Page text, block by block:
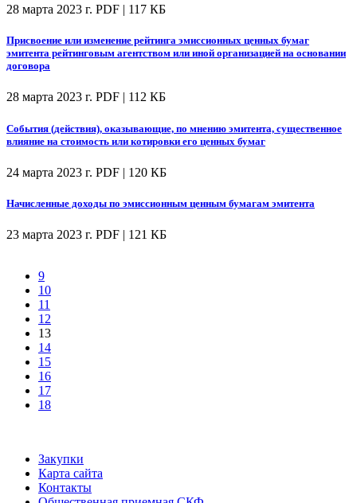
28 марта 2023 г. PDF | 117 КБ
Присвоение или изменение рейтинга эмиссионных ценных бумаг
эмитента рейтинговым агентством или иной организацией на основании
договора
28 марта 2023 г. PDF | 112 КБ
События (действия), оказывающие, по мнению эмитента, существенное
влияние на стоимость или котировки его ценных бумаг
24 марта 2023 г. PDF | 120 КБ
Начисленные доходы по эмиссионным ценным бумагам эмитента
23 марта 2023 г. PDF | 121 КБ
9
10
11
12
13
14
15
16
17
18
Закупки
Карта сайта
Контакты